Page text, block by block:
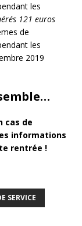
les
121 euros
de
les
2019
cas de
informations
rentrée !
SERVICE